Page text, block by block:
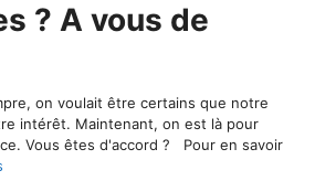
? A vous de
on voulait être certains que notre
intérêt. Maintenant, on est là pour
Vous êtes d'accord ? Pour en savoir
Lorraine
Strasbourg cedex
88 25 90 00